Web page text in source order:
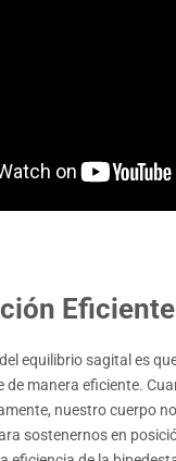
equilibrio sagital es
de manera eficiente.
nuestro cuerpo
sostenernos en